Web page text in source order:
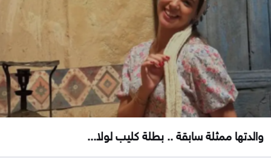
والدتها ممثلة سابقة .. بطلة كليب لولا...